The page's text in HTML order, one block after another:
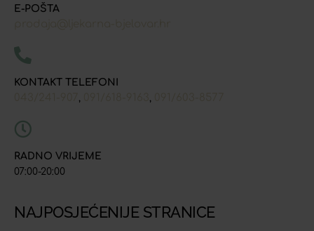
E-POŠTA
KONTAKT TELEFONI
RADNO VRIJEME
07:00-20:00
NAJPOSJEĆENIJE STRANICE